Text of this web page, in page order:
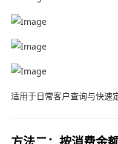
适用于日常客户查询与快速